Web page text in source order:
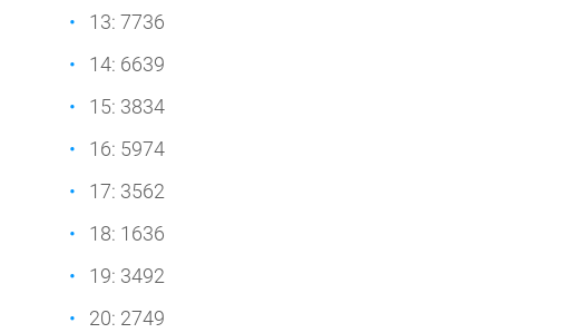
13: 7736
14: 6639
15: 3834
16: 5974
17: 3562
18: 1636
19: 3492
20: 2749